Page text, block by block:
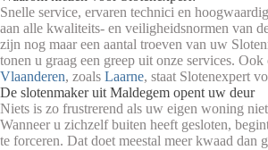
Snelle service, ervaren technici en
aan alle kwaliteits- en veiligheidsnormen van
zijn nog maar een aantal troeven van uw
tonen u graag een greep uit onze services. Ook
Vlaanderen, zoals Laarne, staat Slotenexpert
De slotenmaker uit Maldegem opent uw deur
Niets is zo frustrerend als uw eigen woning
Wanneer u zichzelf buiten heeft gesloten,
te forceren. Dat doet meestal meer kwaad dan